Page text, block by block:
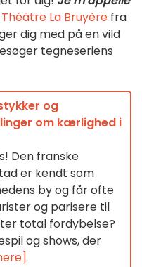
Théâtre La Bruyère fra
dig med på en vild
tegneseriens
og
om kærlighed i
Den franske
er kendt som
by og får ofte
og parisere til
total fordybelse?
og shows, der